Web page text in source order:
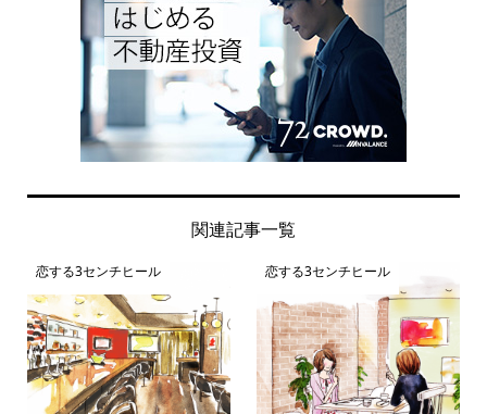
関連記事一覧
恋する3センチヒール 恋する3センチヒール